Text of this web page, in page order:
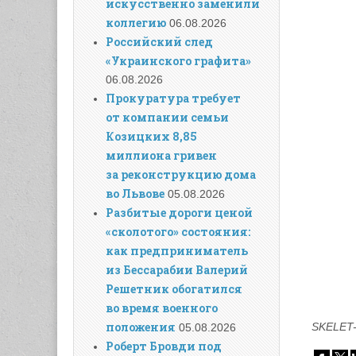
искусственно заменили
коллегию 06.08.2026
Российский след
«Украинского графита»
06.08.2026
Прокуратура требует
от компании семьи
Козицких 8,85
миллиона гривен
за реконструкцию дома
во Львове 05.08.2026
Разбитые дороги ценой
«сколотого» состояния:
как предприниматель
из Бессарабии Валерий
Решетник обогатился
во время военного
положения 05.08.2026
Роберт Бровди под